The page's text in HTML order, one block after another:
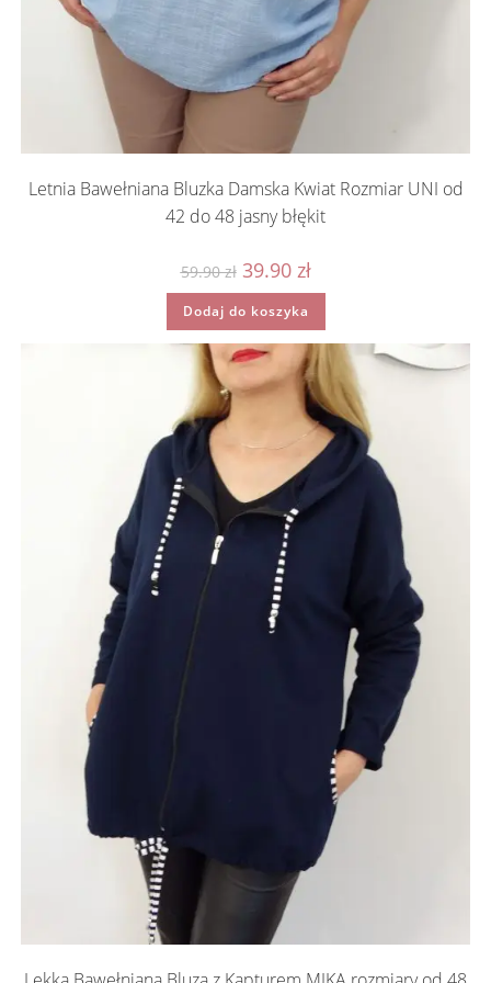
Letnia Bawełniana Bluzka Damska Kwiat Rozmiar UNI od
42 do 48 jasny błękit
59.90zł Pierwotna
cena
wynosiła:
59.90 zł.
39.90 złAktualna
wynosi:
Dodaj do koszyka